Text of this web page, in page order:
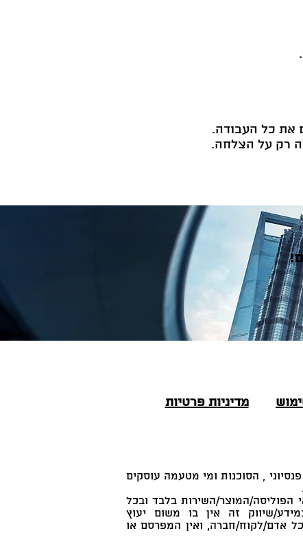
את כל העבודה.
רק על הצלחה.
מדיניות פרטיות
הינה סוכנות בעלת רישיון ביטוח פנסיוני , הסוכנות ומי מטעמה עוסקים
הפוליסה/המוצר/השירות בלבד ובכל
שיווק זה אין בו משום יעוץ
אדם/לקוח/חברה, ואין המפרסם או